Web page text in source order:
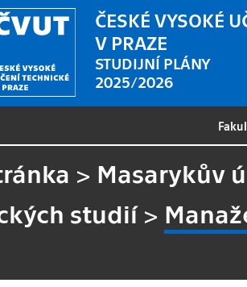
ČESKÉ VYSOKÉ
V PRAZE
STUDIJNÍ PLÁNY
2025/2026
> Masarykův
studií>